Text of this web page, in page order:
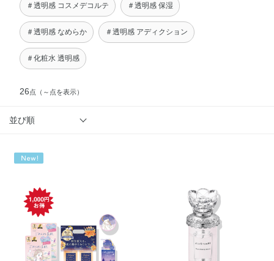
＃透明感 コスメデコルテ ＃透明感 保湿
＃透明感 なめらか ＃透明感 アディクション
＃化粧水 透明感
26点 （～点を表示）
並び順